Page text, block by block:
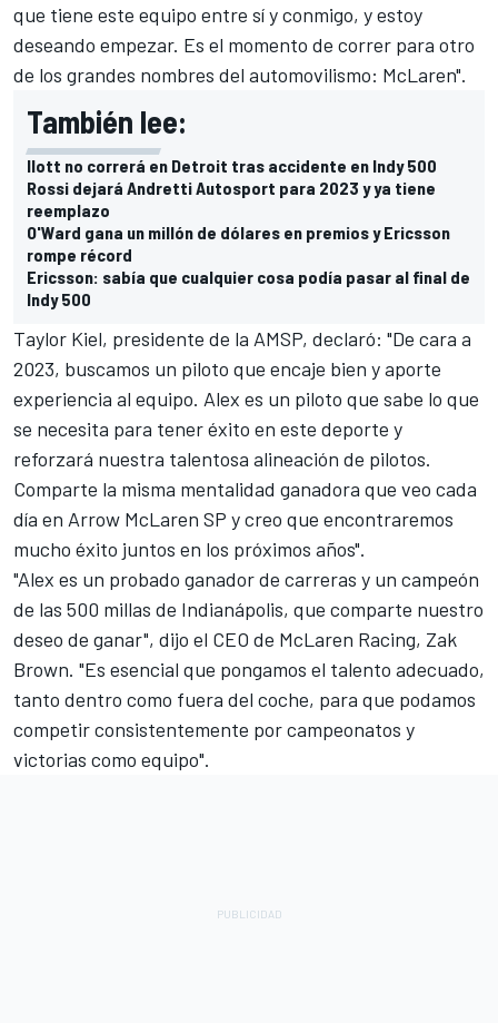
que tiene este equipo entre sí y conmigo, y estoy
deseando empezar. Es el momento de correr para otro
de los grandes nombres del automovilismo: McLaren".
También lee:
Ilott no correrá en Detroit tras accidente en Indy 500
Rossi dejará Andretti Autosport para 2023 y ya tiene
reemplazo
O'Ward gana un millón de dólares en premios y Ericsson
rompe récord
Ericsson: sabía que cualquier cosa podía pasar al final de
Indy 500
Taylor Kiel, presidente de la AMSP, declaró: "De cara a
2023, buscamos un piloto que encaje bien y aporte
experiencia al equipo. Alex es un piloto que sabe lo que
se necesita para tener éxito en este deporte y
reforzará nuestra talentosa alineación de pilotos.
Comparte la misma mentalidad ganadora que veo cada
día en Arrow McLaren SP y creo que encontraremos
mucho éxito juntos en los próximos años".
"Alex es un probado ganador de carreras y un campeón
de las 500 millas de Indianápolis, que comparte nuestro
deseo de ganar", dijo el CEO de McLaren Racing, Zak
Brown. "Es esencial que pongamos el talento adecuado,
tanto dentro como fuera del coche, para que podamos
competir consistentemente por campeonatos y
victorias como equipo".